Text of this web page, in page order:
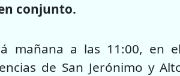
conjunto.
mañana a las 11:00, en
de San Jerónimo y